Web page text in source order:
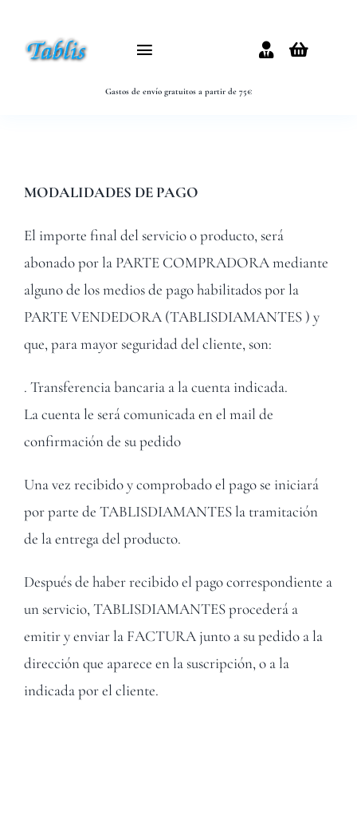
contenido
Toggle
Navigation
Brillantes
Joyas brillantes
Certificados
Gastos de envío gratuitos a partir de 75€
MODALIDADES DE PAGO
El importe final del servicio o producto, será
abonado por la PARTE COMPRADORA mediante
alguno de los medios de pago habilitados por la
PARTE VENDEDORA (TABLISDIAMANTES ) y
que, para mayor seguridad del cliente, son:
. Transferencia bancaria a la cuenta indicada.
La cuenta le será comunicada en el mail de
confirmación de su pedido
Una vez recibido y comprobado el pago se iniciará
por parte de TABLISDIAMANTES la tramitación
de la entrega del producto.
Después de haber recibido el pago correspondiente a
un servicio, TABLISDIAMANTES procederá a
emitir y enviar la FACTURA junto a su pedido a la
dirección que aparece en la suscripción, o a la
indicada por el cliente.